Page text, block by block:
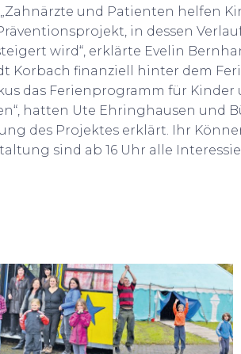
und Patienten helfen
in dessen
wird“, erklärte Evelin
Korbach finanziell hinter dem
das Ferienprogramm für
hatten Ute Ehringhausen und
des Projektes erklärt. Ihr
sind ab 16 Uhr alle